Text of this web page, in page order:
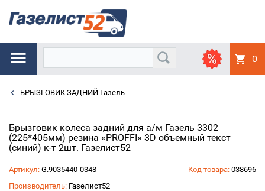
0
БРЫЗГОВИК ЗАДНИЙ Газель
Брызговик колеса задний для а/м Газель 3302
(225*405мм) резина «PROFFI» 3D объемный текст
(синий) к-т 2шт. Газелист52
Артикул: G.9035440-0348 Код товара: 038696
Производитель: Газелист52